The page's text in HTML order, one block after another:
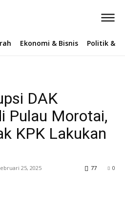
Ekonomi & Bisnis Politik &
DAK
Pulau Morotai,
KPK Lakukan
25, 2025 0
77